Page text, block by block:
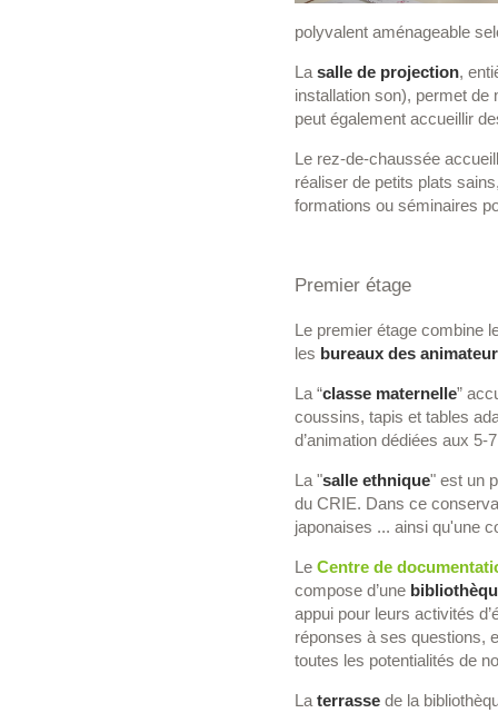
polyvalent aménageable
La salle de projection,
installation son), permet
peut également accueillir
Le rez-de-chaussée
réaliser de petits plats
formations ou séminaires
Premier étage
Le premier étage combine
les bureaux des
La “classe maternelle”
coussins, tapis et tables
d’animation dédiées aux 5-
La "salle ethnique" est un
du CRIE. Dans ce
japonaises ... ainsi qu'une
Le Centre de
compose d’une
appui pour leurs activités
réponses à ses questions,
toutes les potentialités de
La terrasse de la